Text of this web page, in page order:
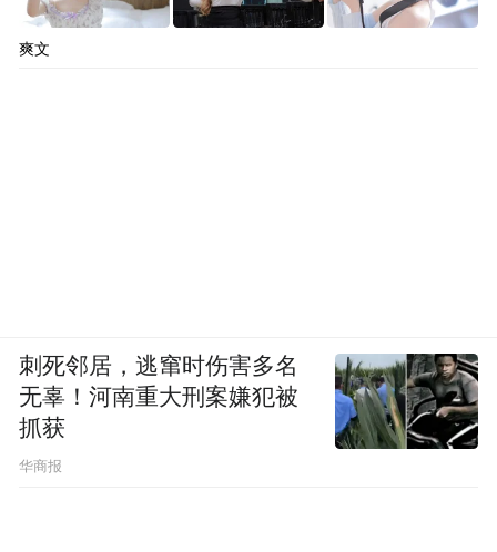
爽文
刺死邻居，逃窜时伤害多名
无辜！河南重大刑案嫌犯被
抓获
华商报